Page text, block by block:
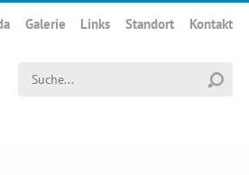
Galerie Links Standort Kontakt
Suchwort